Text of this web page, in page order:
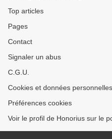
Top articles
Pages
Contact
Signaler un abus
C.G.U.
Cookies et données personnelles
Préférences cookies
Voir le profil de Honorius sur le